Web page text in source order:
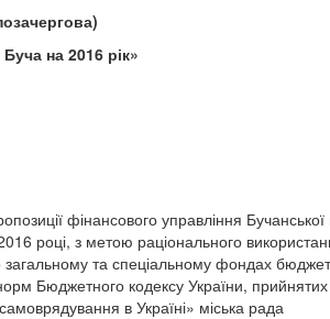
на 2016 рік»
фінансового управління Бучанської
році, з метою раціонального
загальному та спеціальному фондах
Бюджетного кодексу України,
в Україні» міська рада